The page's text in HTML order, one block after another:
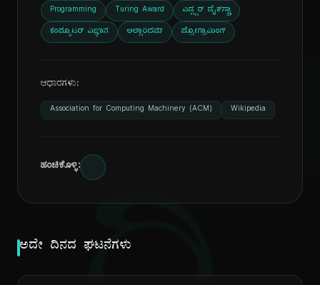
Programming Turing Award ಎಡ್ಸ್ಗರ್ ಡೈಕ್‌ಸ್ಟ್ರಾ
ಕಂಪ್ಯೂಟರ್ ವಿಜ್ಞಾನ ಅಲ್ಗಾರಿದಮ್ ಪ್ರೋಗ್ರಾಮಿಂಗ್
ಆಧಾರಗಳು:
Association for Computing Machinery (ACM) Wikipedia
ಹಂಚಿಕೊಳ್ಳಿ:
ಅದೇ ದಿನದ ಘಟನೆಗಳು